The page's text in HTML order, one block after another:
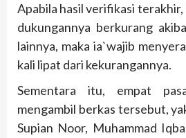
Apabila hasil verifikasi
dukungannya berkurang
lainnya, maka ia`wajib
kali lipat dari kekurangannya.
Sementara itu, empat
mengambil berkas tersebut,
Supian Noor, Muhammad